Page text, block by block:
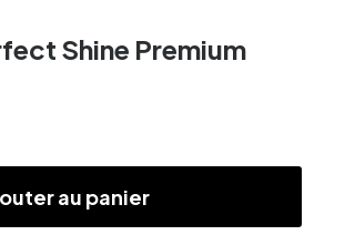
Shine Premium
au panier